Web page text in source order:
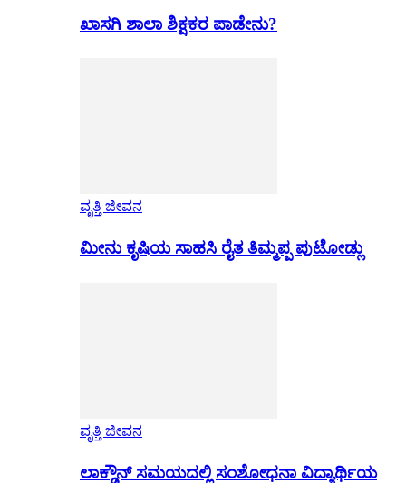
ಖಾಸಗಿ ಶಾಲಾ ಶಿಕ್ಷಕರ ಪಾಡೇನು?
ವೃತ್ತಿ ಜೀವನ
ಮೀನು ಕೃಷಿಯ ಸಾಹಸಿ ರೈತ ತಿಮ್ಮಪ್ಪ ಪುಟೋಡ್ಲು
ವೃತ್ತಿ ಜೀವನ
ಲಾಕ್ಡೌನ್ ಸಮಯದಲ್ಲಿ ಸಂಶೋಧನಾ ವಿದ್ಯಾರ್ಥಿಯ